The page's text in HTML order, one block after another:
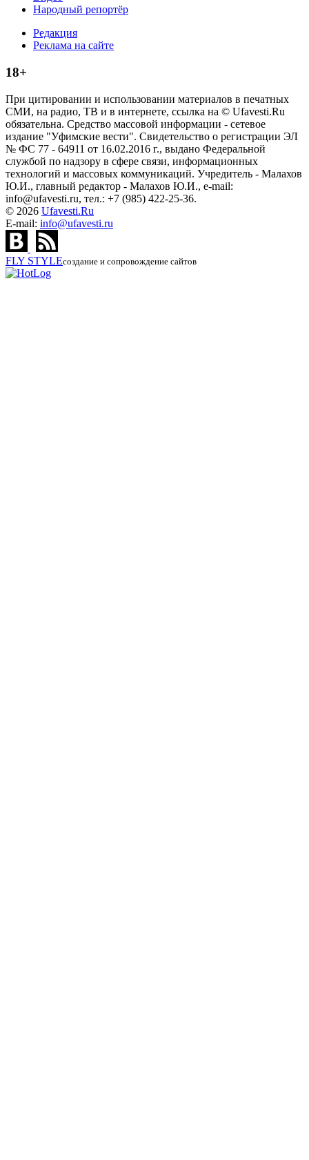
Народный репортёр
Редакция
Реклама на сайте
18+
При цитировании и использовании материалов в печатных
СМИ, на радио, ТВ и в интернете, ссылка на © Ufavesti.Ru
обязательна. Средство массовой информации - сетевое
издание "Уфимские вести". Свидетельство о регистрации ЭЛ
№ ФС 77 - 64911 от 16.02.2016 г., выдано Федеральной
службой по надзору в сфере связи, информационных
технологий и массовых коммуникаций. Учредитель - Малахов
Ю.И., главный редактор - Малахов Ю.И., e-mail:
info@ufavesti.ru, тел.: +7 (985) 422-25-36.
© 2026 Ufavesti.Ru
E-mail: info@ufavesti.ru
FLY STYLEсоздание и сопровождение сайтов